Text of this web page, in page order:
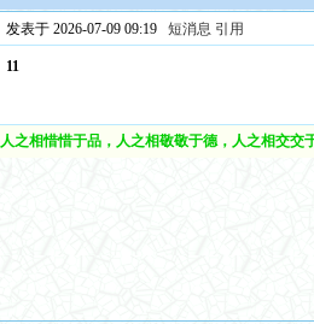
发表于 2026-07-09 09:19 短消息 引用
11
人之相惜惜于品，人之相敬敬于德，人之相交